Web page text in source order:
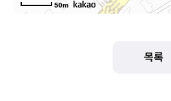
50m
목록